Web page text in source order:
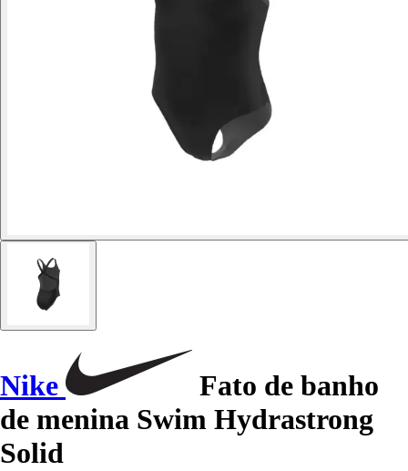
Nike
Fato de banho
de menina Swim Hydrastrong
Solid